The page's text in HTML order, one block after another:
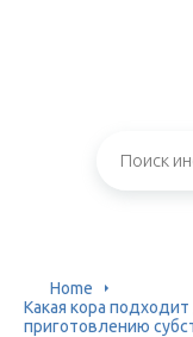
Home
Какая кора
приготовлению